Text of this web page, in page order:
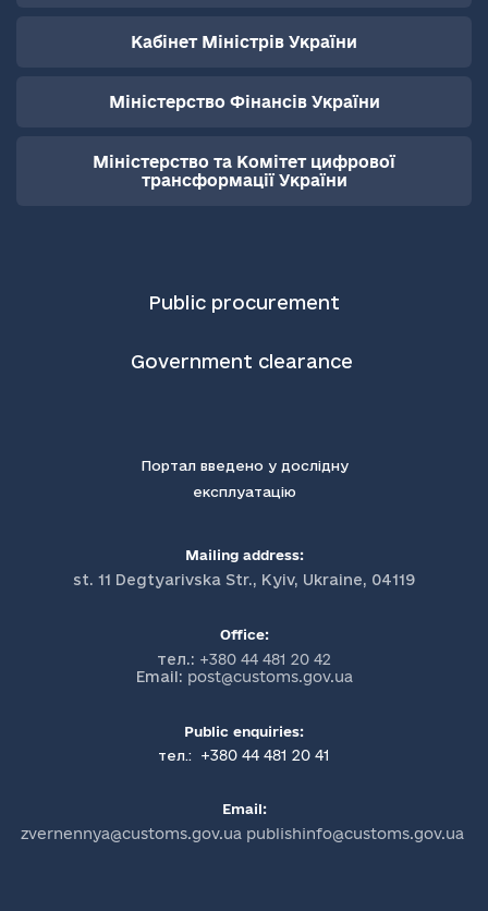
Кабінет Міністрів України
Міністерство Фінансів України
Міністерство та Комітет цифрової
трансформації України
Public procurement
Government clearance
Портал введено у дослідну
експлуатацію
Mailing address:
st. 11 Degtyarivska Str., Kyiv, Ukraine, 04119
Office:
тел.: +380 44 481 20 42
Email: post@customs.gov.ua
Public enquiries:
тел.:
+380 44 481 20 41
Email:
zvernennya@customs.gov.ua publishinfo@customs.gov.ua